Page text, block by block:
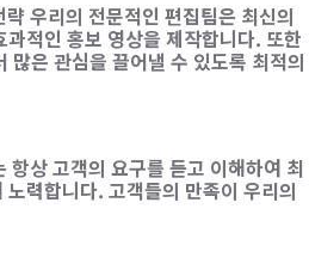
략 우리의 전문적인 편집팀은 최신의
적인 홍보 영상을 제작합니다. 또한
많은 관심을 끌어낼 수 있도록 최적의
항상 고객의 요구를 듣고 이해하여 최
력합니다. 고객들의 만족이 우리의